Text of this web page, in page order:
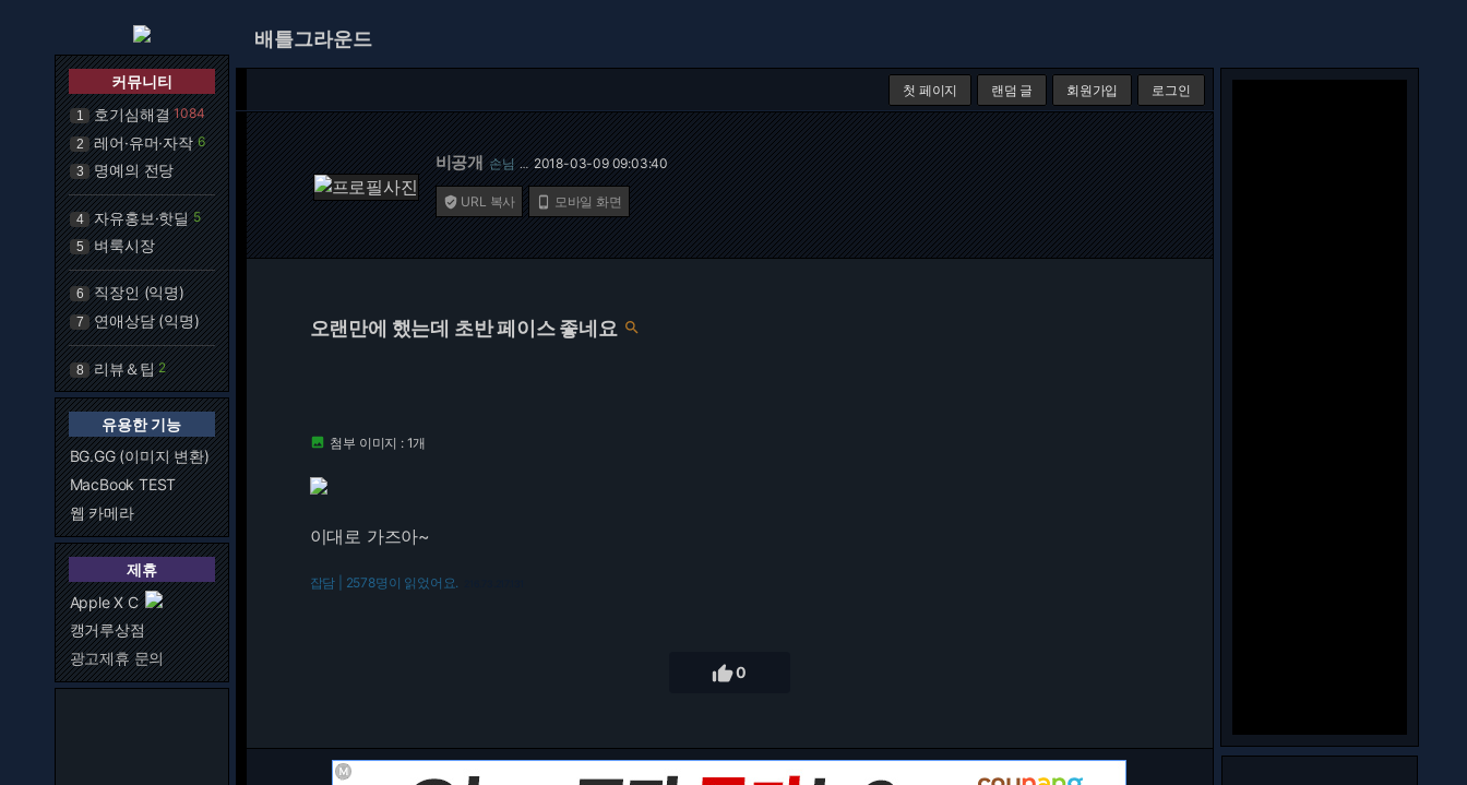
커뮤니티
1 호기심해결 1084
2 레어·유머·자작 6
3 명예의 전당
4 자유홍보·핫딜 5
5 벼룩시장
6 직장인 (익명)
7 연애상담 (익명)
8 리뷰＆팁 2
유용한 기능
BG.GG (이미지 변환)
MacBook TEST
웹 카메라
제휴
Apple X C
캥거루상점
광고제휴 문의
배틀그라운드
첫 페이지 랜덤 글 회원가입 로그인
비공개 손님 … 2018-03-09 09:03:40
 URL 복사  모바일 화면
오랜만에 했는데 초반 페이스 좋네요 
 첨부 이미지 : 1개
이대로 가즈아~
잡담 | 2578명이 읽었어요.
0